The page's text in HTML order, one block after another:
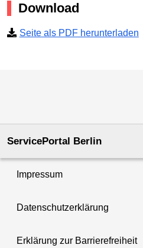
Download
Seite als PDF herunterladen
ServicePortal Berlin
Impressum
Datenschutzerklärung
Erklärung zur Barrierefreiheit